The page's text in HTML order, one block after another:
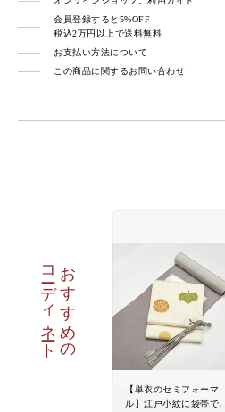
会員登録すると5%OFF
税込2万円以上で送料無料
お支払い方法について
この商品に関するお問い合わせ
おすすめの
コーディネート
【単衣のセミフォーマ
ル】江戸小紋に袋帯で、